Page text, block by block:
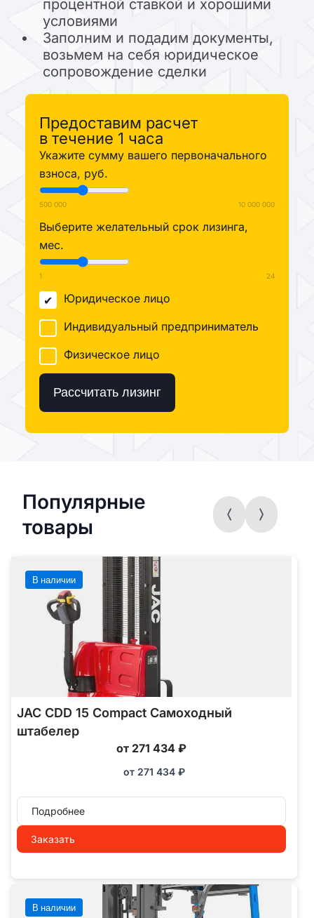
процентной ставкой и хорошими
условиями
Заполним и подадим документы,
возьмем на себя юридическое
сопровождение сделки
Предоставим расчет
в течение 1 часа
Укажите сумму вашего первоначального
взноса, руб.
500 000 10 000 000
Выберите желательный срок лизинга,
мес.
1 24
Юридическое лицо
Индивидуальный предприниматель
Физическое лицо
Рассчитать лизинг
Популярные
товары
В наличии
JAC CDD 15 Compact Самоходный
штабелер
от 271 434 ₽
от 271 434 ₽
Подробнее
Заказать
В наличии